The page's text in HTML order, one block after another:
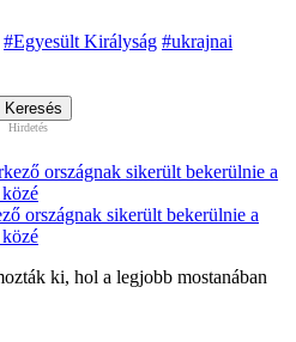
#Egyesült Királyság #ukrajnai
Keresés
országnak sikerült bekerülnie a
ki, hol a legjobb mostanában